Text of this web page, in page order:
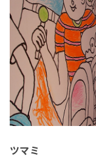
ツマミ